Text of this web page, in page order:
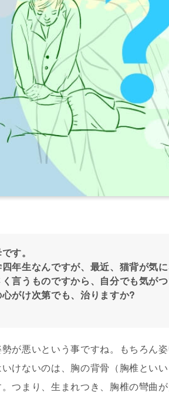
す。
年生なんですが、最近、猫背が気に
言うものですから、自分でも気が
がけ次第でも、治りますか?
が悪いという事ですね。もちろん
けないのは、胸の背骨（胸椎とい
つまり、生まれつき、胸椎の彎曲